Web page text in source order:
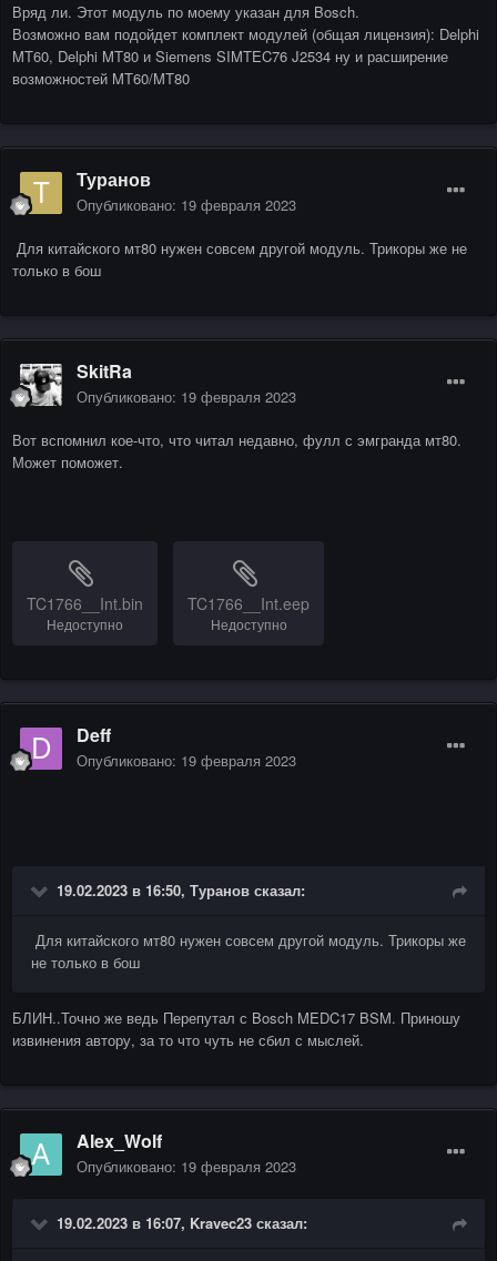
Вряд ли. Этот модуль по моему указан для Bosch.
Возможно вам подойдет комплект модулей (общая лицензия): Delphi
MT60, Delphi MT80 и Siemens SIMTEC76 J2534 ну и расширение
возможностей MT60/MT80
Туранов
Опубликовано: 19 февраля 2023
Для китайского мт80 нужен совсем другой модуль. Трикоры же не
только в бош
SkitRa
Опубликовано: 19 февраля 2023
Вот вспомнил кое-что, что читал недавно, фулл с эмгранда мт80.
Может поможет.
TC1766__Int.bin
Недоступно
TC1766__Int.eep
Недоступно
Deff
Опубликовано: 19 февраля 2023
19.02.2023 в 16:50, Туранов сказал:
Для китайского мт80 нужен совсем другой модуль. Трикоры же
не только в бош
БЛИН..Точно же ведь Перепутал с Bosch MEDC17 BSM. Приношу
извинения автору, за то что чуть не сбил с мыслей.
Alex_Wolf
Опубликовано: 19 февраля 2023
19.02.2023 в 16:07, Kravec23 сказал: